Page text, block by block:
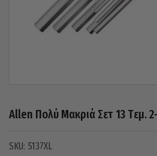
Allen Πολύ Μακριά Σετ 13 Tεμ. 2-
5137XL